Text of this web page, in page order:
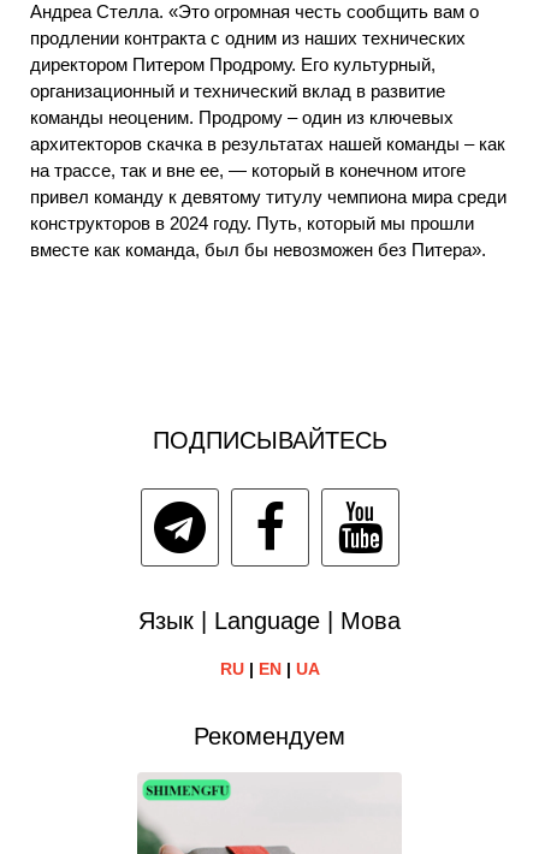
Андреа Стелла. «Это огромная честь сообщить вам о
продлении контракта с одним из наших технических
директором Питером Продрому. Его культурный,
организационный и технический вклад в развитие
команды неоценим. Продрому – один из ключевых
архитекторов скачка в результатах нашей команды – как
на трассе, так и вне ее, — который в конечном итоге
привел команду к девятому титулу чемпиона мира среди
конструкторов в 2024 году. Путь, который мы прошли
вместе как команда, был бы невозможен без Питера».
ПОДПИСЫВАЙТЕСЬ
Язык | Language | Мова
RU| EN| UA
Рекомендуем